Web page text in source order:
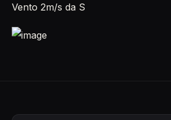
About
Vento 2m/s da S